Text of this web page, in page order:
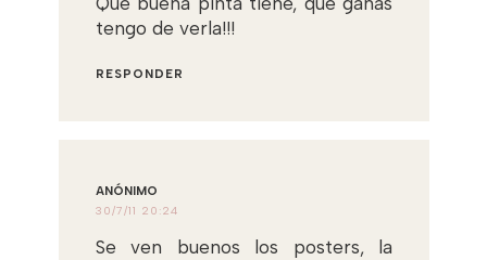
tengo de verla!!!
RESPONDER
ANÓNIMO
30/7/11 20:24
Se ven buenos los posters, la